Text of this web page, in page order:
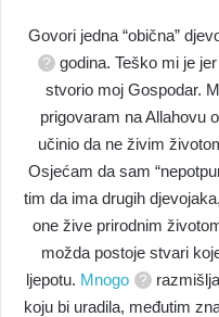
Govori jedna “obična”
godina. Teško mi je
stvorio moj Gospodar.
prigovaram na Allahovu
učinio da ne živim
Osjećam da sam
tim da ima drugih
one žive prirodnim
možda postoje stvari
ljepotu. Mnogo
koju bi uradila, međutim